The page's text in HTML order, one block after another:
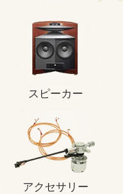
スピーカー
アクセサリー